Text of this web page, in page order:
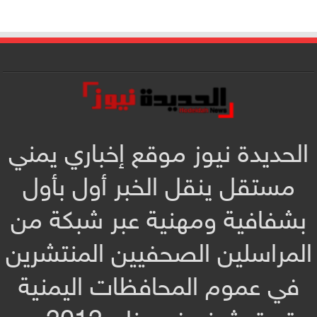
الحديدة نيوز موقع إخباري يمني
مستقل ينقل الخبر أول بأول
بشفافية ومهنية عبر شبكة من
المراسلين الصحفيين المنتشرين
في عموم المحافظات اليمنية